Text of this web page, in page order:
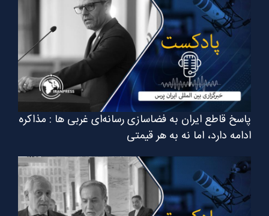
پاسخ قاطع ایران به فضاسازی رسانه‌ای غربی ها : مذاکره
ادامه دارد، اما نه به هر قیمتی